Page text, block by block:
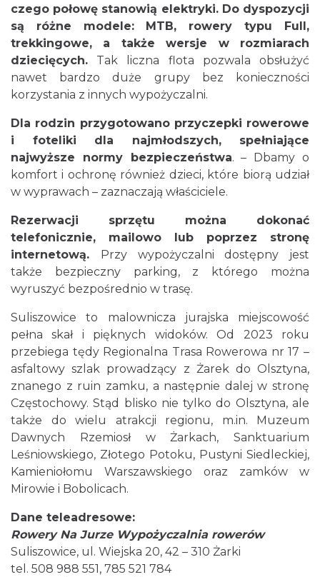
czego połowę stanowią elektryki. Do dyspozycji
są różne modele: MTB, rowery typu Full,
trekkingowe, a także wersje w rozmiarach
dziecięcych. Tak liczna flota pozwala obsłużyć
nawet bardzo duże grupy bez konieczności
korzystania z innych wypożyczalni.
Dla rodzin przygotowano przyczepki rowerowe
i foteliki dla najmłodszych, spełniające
najwyższe normy bezpieczeństwa. – Dbamy o
komfort i ochronę również dzieci, które biorą udział
w wyprawach – zaznaczają właściciele.
Rezerwacji sprzętu można dokonać
telefonicznie, mailowo lub poprzez stronę
internetową. Przy wypożyczalni dostępny jest
także bezpieczny parking, z którego można
wyruszyć bezpośrednio w trasę.
Suliszowice to malownicza jurajska miejscowość
pełna skał i pięknych widoków. Od 2023 roku
przebiega tędy Regionalna Trasa Rowerowa nr 17 –
asfaltowy szlak prowadzący z Żarek do Olsztyna,
znanego z ruin zamku, a następnie dalej w stronę
Częstochowy. Stąd blisko nie tylko do Olsztyna, ale
także do wielu atrakcji regionu, m.in. Muzeum
Dawnych Rzemiosł w Żarkach, Sanktuarium
Leśniowskiego, Złotego Potoku, Pustyni Siedleckiej,
Kamieniołomu Warszawskiego oraz zamków w
Mirowie i Bobolicach.
Dane teleadresowe:
Rowery Na Jurze Wypożyczalnia rowerów
Suliszowice, ul. Wiejska 20, 42 – 310 Żarki
tel. 508 988 551, 785 521 784